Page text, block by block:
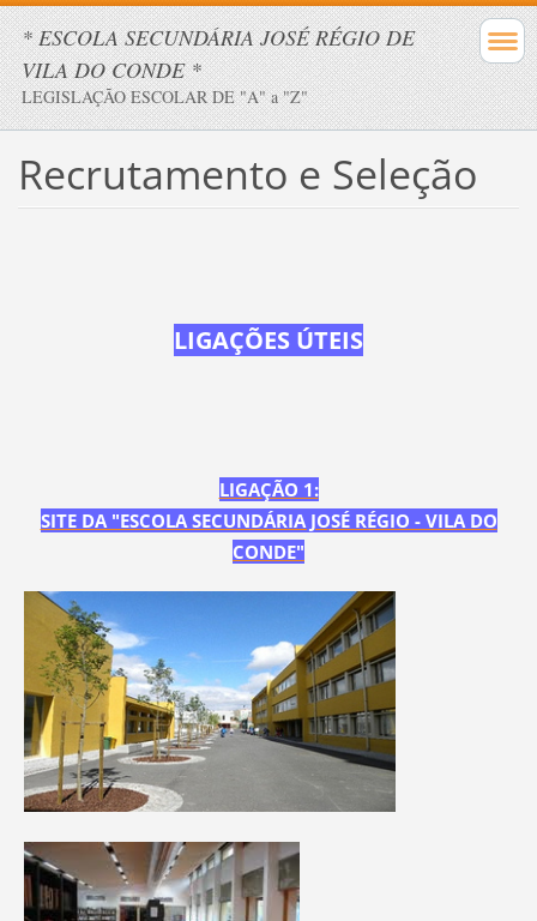
* ESCOLA SECUNDÁRIA JOSÉ RÉGIO DE
VILA DO CONDE *
LEGISLAÇÃO ESCOLAR DE "A" a "Z"
Recrutamento e Seleção
LIGAÇÕES ÚTEIS
LIGAÇÃO 1:
SITE DA "ESCOLA SECUNDÁRIA JOSÉ RÉGIO - VILA DO
CONDE"